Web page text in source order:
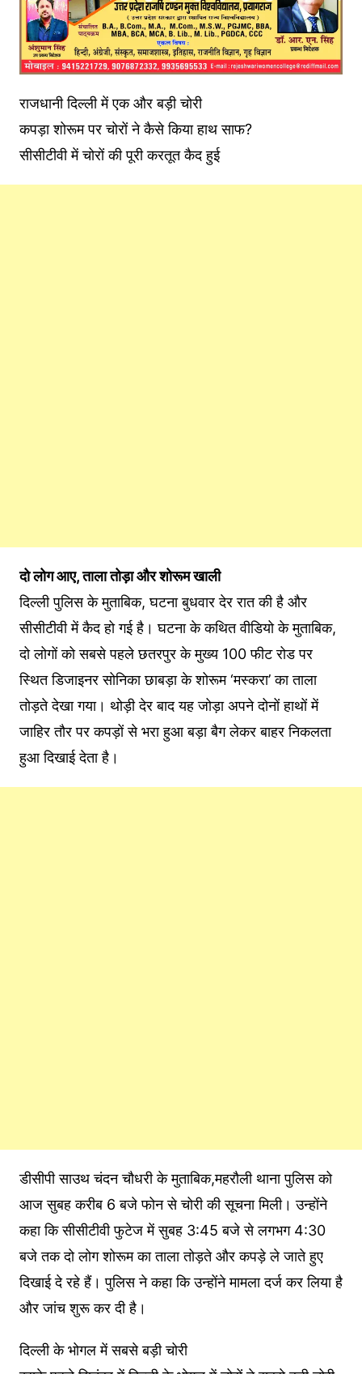
राजधानी दिल्ली में एक और बड़ी चोरी
कपड़ा शोरूम पर चोरों ने कैसे किया हाथ साफ?
सीसीटीवी में चोरों की पूरी करतूत कैद हुई
दो लोग आए, ताला तोड़ा और शोरूम खाली
दिल्ली पुलिस के मुताबिक, घटना बुधवार देर रात की है और
सीसीटीवी में कैद हो गई है। घटना के कथित वीडियो के मुताबिक,
दो लोगों को सबसे पहले छतरपुर के मुख्य 100 फीट रोड पर
स्थित डिजाइनर सोनिका छाबड़ा के शोरूम ‘मस्करा’ का ताला
तोड़ते देखा गया। थोड़ी देर बाद यह जोड़ा अपने दोनों हाथों में
जाहिर तौर पर कपड़ों से भरा हुआ बड़ा बैग लेकर बाहर निकलता
हुआ दिखाई देता है।
डीसीपी साउथ चंदन चौधरी के मुताबिक,महरौली थाना पुलिस को
आज सुबह करीब 6 बजे फोन से चोरी की सूचना मिली। उन्होंने
कहा कि सीसीटीवी फुटेज में सुबह 3:45 बजे से लगभग 4:30
बजे तक दो लोग शोरूम का ताला तोड़ते और कपड़े ले जाते हुए
दिखाई दे रहे हैं। पुलिस ने कहा कि उन्होंने मामला दर्ज कर लिया है
और जांच शुरू कर दी है।
दिल्ली के भोगल में सबसे बड़ी चोरी